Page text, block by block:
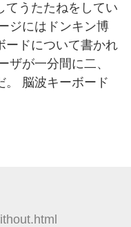
てうたたねをしてい
ジにはドンキン博
ードについて書かれ
ザが一分間に二、
。 脳波キーボード